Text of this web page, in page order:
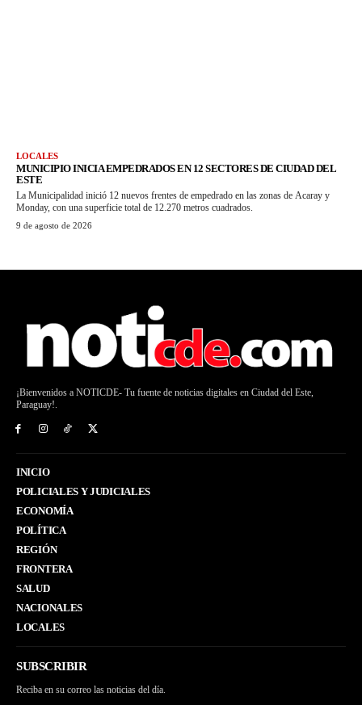
LOCALES
MUNICIPIO INICIA EMPEDRADOS EN 12 SECTORES DE CIUDAD DEL
ESTE
La Municipalidad inició 12 nuevos frentes de empedrado en las zonas de Acaray y
Monday, con una superficie total de 12.270 metros cuadrados.
9 de agosto de 2026
¡Bienvenidos a NOTICDE- Tu fuente de noticias digitales en Ciudad del Este,
Paraguay!.
INICIO
POLICIALES Y JUDICIALES
ECONOMÍA
POLÍTICA
REGIÓN
FRONTERA
SALUD
NACIONALES
LOCALES
SUBSCRIBIR
Reciba en su correo las noticias del día.